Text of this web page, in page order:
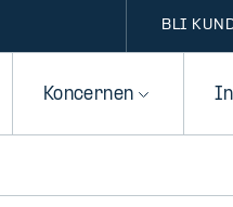
BLI
Koncernen